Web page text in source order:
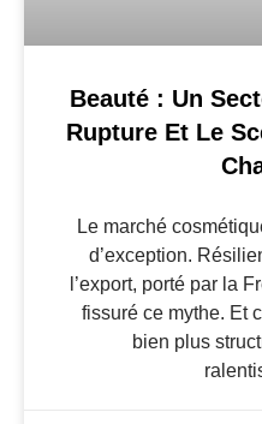
Beauté : Un
Rupture Et Le
Le marché
d’exception.
l’export, porté par la
fissuré ce mythe. Et
bien plus